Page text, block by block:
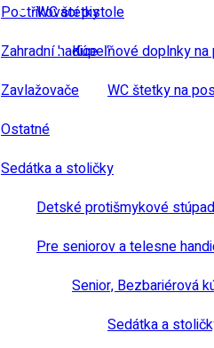
Postřikovací pistole
Zahradní hadice
Zavlažovače
WC štetky
Kúpeľňové doplnky
WC štetky na
Ostatné
Sedátka a stoličky
Detské protišmykové
Pre seniorov a telesne
Senior, Bezbariérová
Sedátka a